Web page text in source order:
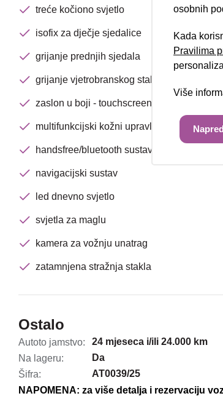
treće kočiono svjetlo
isofix za dječje sjedalice
grijanje prednjih sjedala
grijanje vjetrobranskog stakla
zaslon u boji - touchscreen
multifunkcijski kožni upravljač
handsfree/bluetooth sustav
navigacijski sustav
led dnevno svjetlo
svjetla za maglu
kamera za vožnju unatrag
zatamnjena stražnja stakla
Ostalo
Autoto jamstvo:
24 mjeseca i/ili 24.000 km
Na lageru:
Da
Šifra:
AT0039/25
NAPOMENA: za više detalja i rezervaciju
osobnih
Kada
Pravilima
Više